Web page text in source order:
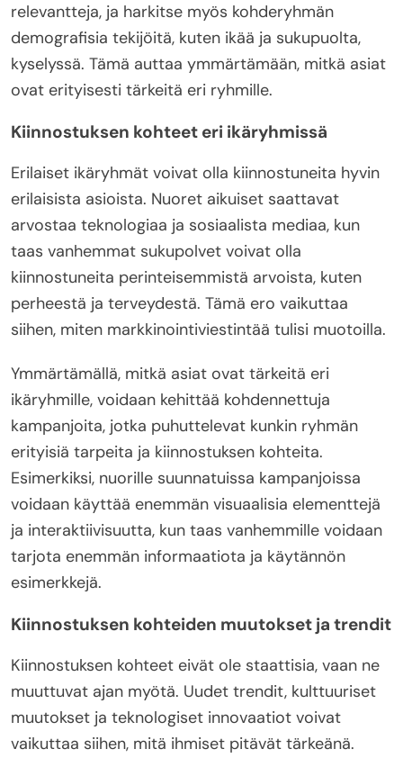
relevantteja, ja harkitse myös kohderyhmän
demografisia tekijöitä, kuten ikää ja sukupuolta,
kyselyssä. Tämä auttaa ymmärtämään, mitkä asiat
ovat erityisesti tärkeitä eri ryhmille.
Kiinnostuksen kohteet eri ikäryhmissä
Erilaiset ikäryhmät voivat olla kiinnostuneita hyvin
erilaisista asioista. Nuoret aikuiset saattavat
arvostaa teknologiaa ja sosiaalista mediaa, kun
taas vanhemmat sukupolvet voivat olla
kiinnostuneita perinteisemmistä arvoista, kuten
perheestä ja terveydestä. Tämä ero vaikuttaa
siihen, miten markkinointiviestintää tulisi muotoilla.
Ymmärtämällä, mitkä asiat ovat tärkeitä eri
ikäryhmille, voidaan kehittää kohdennettuja
kampanjoita, jotka puhuttelevat kunkin ryhmän
erityisiä tarpeita ja kiinnostuksen kohteita.
Esimerkiksi, nuorille suunnatuissa kampanjoissa
voidaan käyttää enemmän visuaalisia elementtejä
ja interaktiivisuutta, kun taas vanhemmille voidaan
tarjota enemmän informaatiota ja käytännön
esimerkkejä.
Kiinnostuksen kohteiden muutokset ja trendit
Kiinnostuksen kohteet eivät ole staattisia, vaan ne
muuttuvat ajan myötä. Uudet trendit, kulttuuriset
muutokset ja teknologiset innovaatiot voivat
vaikuttaa siihen, mitä ihmiset pitävät tärkeänä.